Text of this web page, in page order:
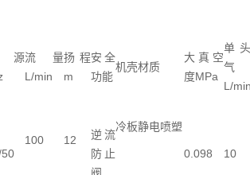
源流量
L/min
扬程
m
安全
功能
机壳材质
大真空
度MPa
单
气
L/
100 12
逆流
防止
冷板静电喷塑
0.098 10